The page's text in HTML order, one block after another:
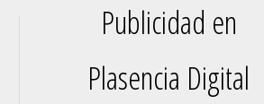
Publicidad en
Plasencia Digital